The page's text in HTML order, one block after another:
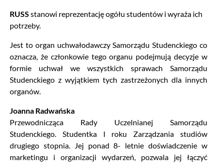
RUSS stanowi reprezentację ogółu studentów i wyraża ich
potrzeby.
Jest to organ uchwałodawczy Samorządu Studenckiego co
oznacza, że członkowie tego organu podejmują decyzje w
formie uchwał we wszystkich sprawach Samorządu
Studenckiego z wyjątkiem tych zastrzeżonych dla innych
organów.
Joanna Radwańska
Przewodnicząca Rady Uczelnianej Samorządu
Studenckiego. Studentka I roku Zarządzania studiów
drugiego stopnia. Jej ponad 8- letnie doświadczenie w
marketingu i organizacji wydarzeń, pozwala jej łączyć